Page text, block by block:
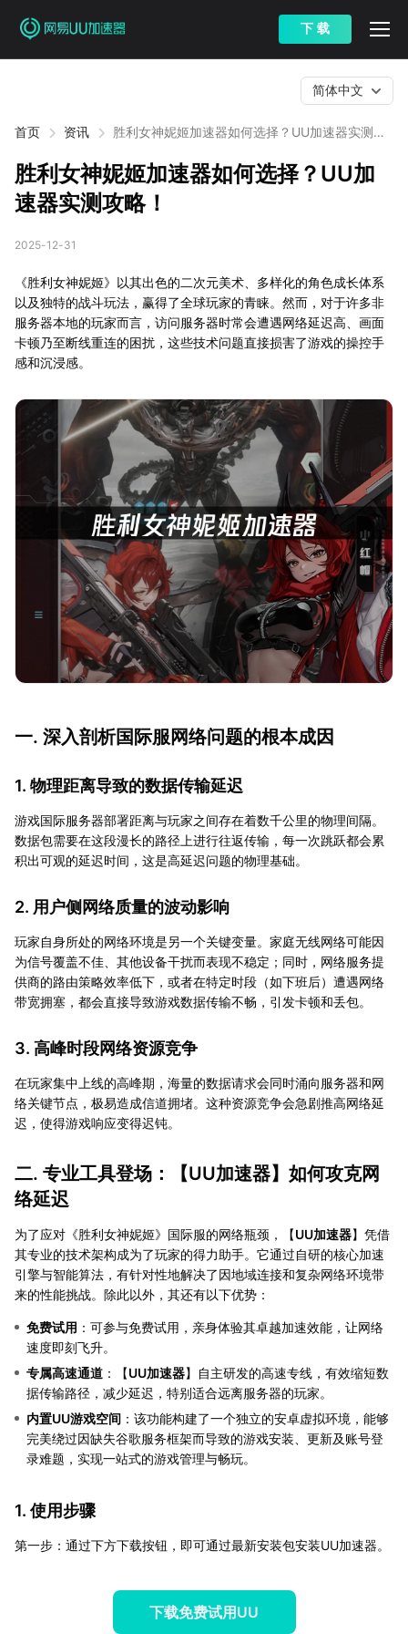
下 载
首页 资讯
胜利女神妮姬加速器如何选择？UU加速器实测攻
简体中文
胜利女神妮姬加速器如何选择？UU加
速器实测攻略！
2025-12-31
《胜利女神妮姬》以其出色的二次元美术、多样化的角色成长体系
以及独特的战斗玩法，赢得了全球玩家的青睐。然而，对于许多非
服务器本地的玩家而言，访问服务器时常会遭遇网络延迟高、画面
卡顿乃至断线重连的困扰，这些技术问题直接损害了游戏的操控手
感和沉浸感。
一. 深入剖析国际服网络问题的根本成因
1. 物理距离导致的数据传输延迟
游戏国际服务器部署距离与玩家之间存在着数千公里的物理间隔。
数据包需要在这段漫长的路径上进行往返传输，每一次跳跃都会累
积出可观的延迟时间，这是高延迟问题的物理基础。
2. 用户侧网络质量的波动影响
玩家自身所处的网络环境是另一个关键变量。家庭无线网络可能因
为信号覆盖不佳、其他设备干扰而表现不稳定；同时，网络服务提
供商的路由策略效率低下，或者在特定时段（如下班后）遭遇网络
带宽拥塞，都会直接导致游戏数据传输不畅，引发卡顿和丢包。
3. 高峰时段网络资源竞争
在玩家集中上线的高峰期，海量的数据请求会同时涌向服务器和网
络关键节点，极易造成信道拥堵。这种资源竞争会急剧推高网络延
迟，使得游戏响应变得迟钝。
二. 专业工具登场：【UU加速器】如何攻克网
络延迟
为了应对《胜利女神妮姬》国际服的网络瓶颈，【UU加速器】凭借
其专业的技术架构成为了玩家的得力助手。它通过自研的核心加速
引擎与智能算法，有针对性地解决了因地域连接和复杂网络环境带
来的性能挑战。除此以外，其还有以下优势：
免费试用 ：可参与免费试用，亲身体验其卓越加速效能，让网络
速度即刻飞升。
专属高速通道 ：【UU加速器】自主研发的高速专线，有效缩短数
据传输路径，减少延迟，特别适合远离服务器的玩家。
内置UU游戏空间 ：该功能构建了一个独立的安卓虚拟环境，能够
完美绕过因缺失谷歌服务框架而导致的游戏安装、更新及账号登
录难题，实现一站式的游戏管理与畅玩。
1. 使用步骤
第一步：通过下方下载按钮，即可通过最新安装包安装UU加速器。
下载免费试用UU